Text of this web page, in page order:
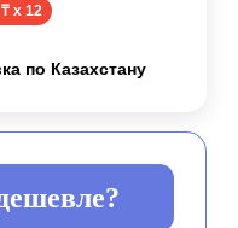
x 12
по Казахстану